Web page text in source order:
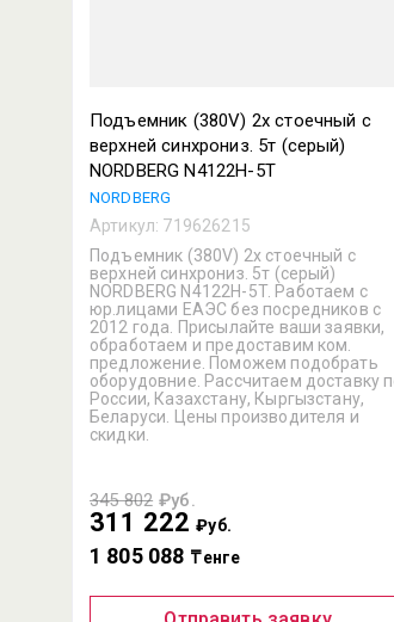
Подъемник (380V) 2х стоечный с
верхней синхрониз. 5т (серый)
NORDBERG N4122H-5T
NORDBERG
Артикул: 719626215
Подъемник (380V) 2х стоечный с
верхней синхрониз. 5т (серый)
NORDBERG N4122H-5T. Работаем с
юр.лицами ЕАЭС без посредников с
2012 года. Присылайте ваши заявки,
обработаем и предоставим ком.
предложение. Поможем подобрать
оборудовние. Рассчитаем доставку
России, Казахстану, Кыргызстану,
Беларуси. Цены производителя и
скидки.
345 802 ₽уб.
311 222 ₽уб.
1 805 088 ₸енге